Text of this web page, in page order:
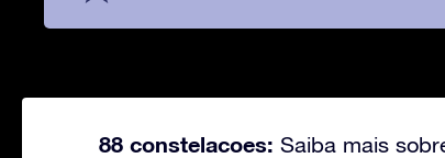
88 constelacoes: Saiba mais